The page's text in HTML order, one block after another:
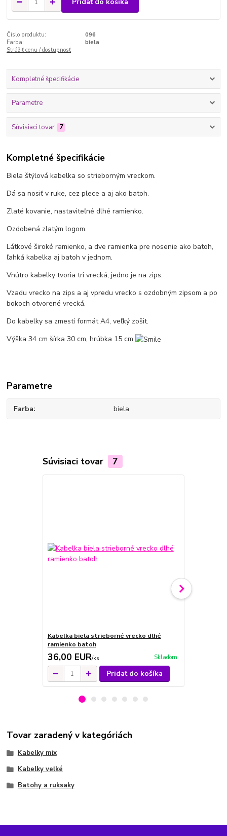
Pridať do košíka
Číslo produktu:
096
Farba:
biela
Strážiť cenu / dostupnosť
Kompletné špecifikácie
Parametre
Súvisiaci tovar 7
Kompletné špecifikácie
Biela štýlová kabelka so strieborným vreckom.
Dá sa nosiť v ruke, cez plece a aj ako batoh.
Zlaté kovanie, nastaviteľné dlhé ramienko.
Ozdobená zlatým logom.
Látkové široké ramienko, a dve ramienka pre nosenie ako batoh,
ľahká kabelka aj batoh v jednom.
Vnútro kabelky tvoria tri vrecká, jedno je na zips.
Vzadu vrecko na zips a aj vpredu vrecko s ozdobným zipsom a po
bokoch otvorené vrecká.
Do kabelky sa zmestí formát A4, veľký zošit.
Výška 34 cm šírka 30 cm, hrúbka 15 cm
Parametre
Farba biela
Súvisiaci tovar 7
Kabelka biela strieborné vrecko dlhé
ramienko batoh
36,00 EUR/ks Skladom
Pridať do košíka
Tovar zaradený v kategóriách
Kabelky mix
Kabelky veľké
Batohy a ruksaky